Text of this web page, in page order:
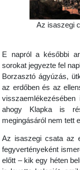
Az isaszegi
E napról a későbbi
sorokat jegyezte fel
Borzasztó ágyúzás,
az erdőben és az
ahogy Klapka is
megingásáról nem tett
Az isaszegi csata az
fegyvertényeként
előtt – kik egy héten